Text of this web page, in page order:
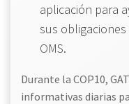
aplicación para
sus
OMS.
Durante la COP10,
informativas diarias